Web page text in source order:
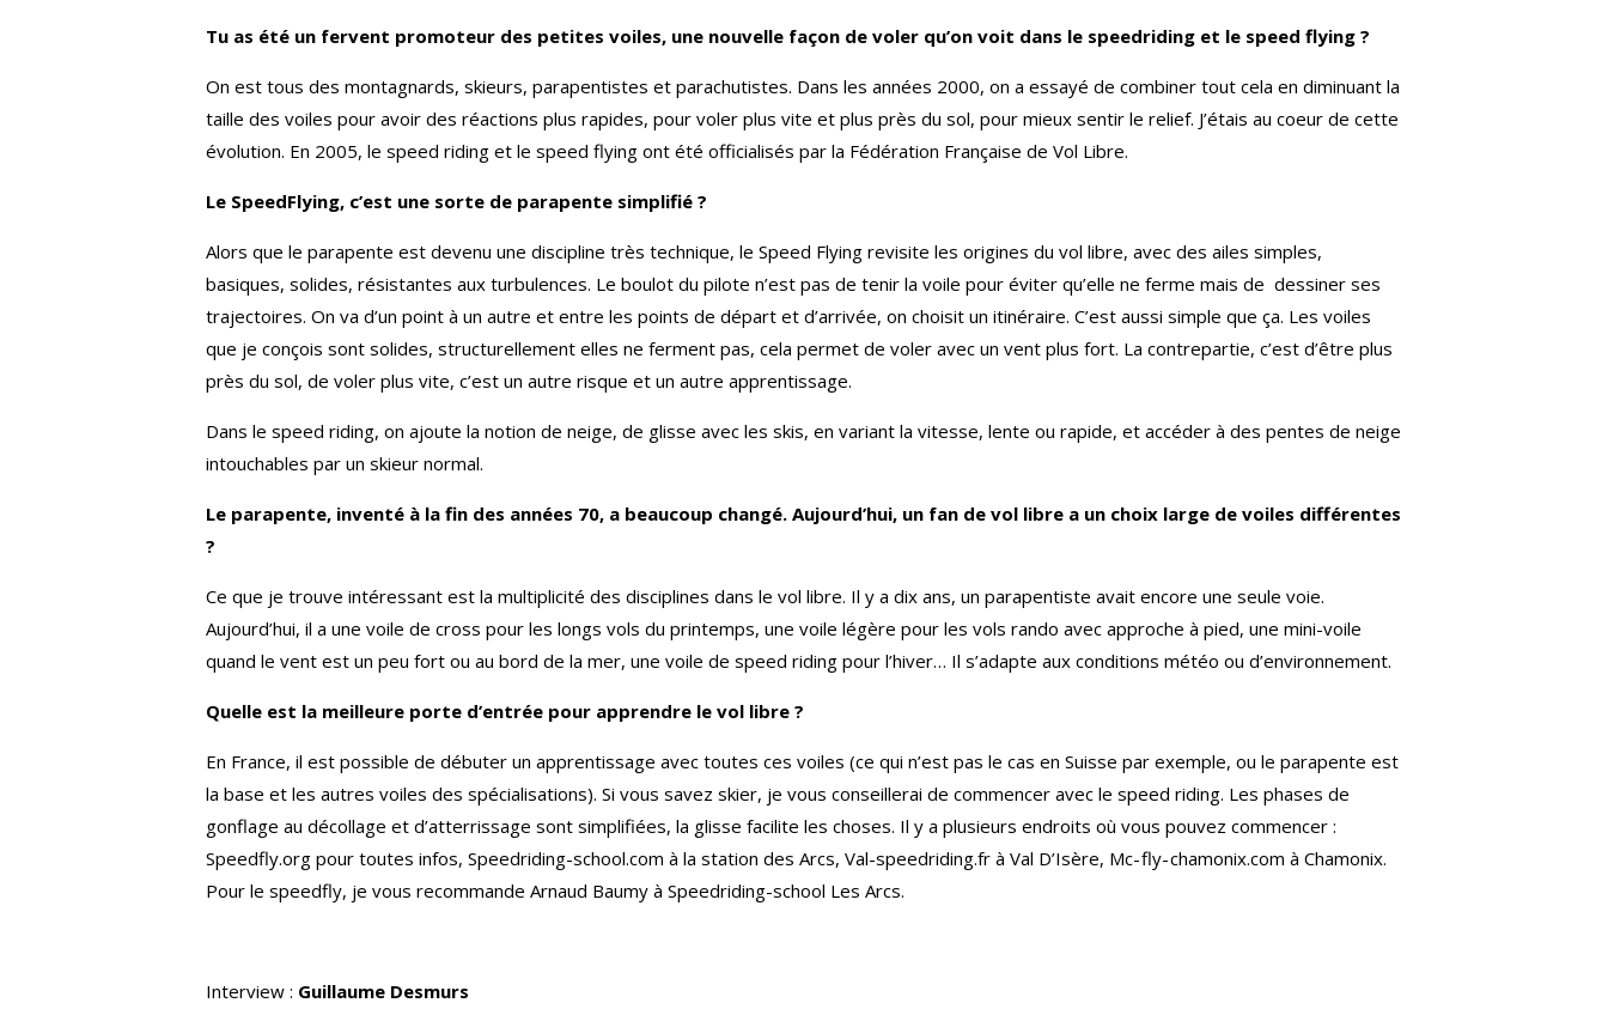
Tu as été un fervent promoteur des petites voiles, une nouvelle façon de voler qu’on voit dans le speedriding et le speed flying ?
On est tous des montagnards, skieurs, parapentistes et parachutistes. Dans les années 2000, on a essayé de combiner tout cela en diminuant la
taille des voiles pour avoir des réactions plus rapides, pour voler plus vite et plus près du sol, pour mieux sentir le relief. J’étais au coeur de cette
évolution. En 2005, le speed riding et le speed flying ont été officialisés par la Fédération Française de Vol Libre.
Le SpeedFlying, c’est une sorte de parapente simplifié ?
Alors que le parapente est devenu une discipline très technique, le Speed Flying revisite les origines du vol libre, avec des ailes simples,
basiques, solides, résistantes aux turbulences. Le boulot du pilote n’est pas de tenir la voile pour éviter qu’elle ne ferme mais de dessiner ses
trajectoires. On va d’un point à un autre et entre les points de départ et d’arrivée, on choisit un itinéraire. C’est aussi simple que ça. Les voiles
que je conçois sont solides, structurellement elles ne ferment pas, cela permet de voler avec un vent plus fort. La contrepartie, c’est d’être plus
près du sol, de voler plus vite, c’est un autre risque et un autre apprentissage.
Dans le speed riding, on ajoute la notion de neige, de glisse avec les skis, en variant la vitesse, lente ou rapide, et accéder à des pentes de neige
intouchables par un skieur normal.
Le parapente, inventé à la fin des années 70, a beaucoup changé. Aujourd’hui, un fan de vol libre a un choix large de voiles différentes
?
Ce que je trouve intéressant est la multiplicité des disciplines dans le vol libre. Il y a dix ans, un parapentiste avait encore une seule voie.
Aujourd’hui, il a une voile de cross pour les longs vols du printemps, une voile légère pour les vols rando avec approche à pied, une mini-voile
quand le vent est un peu fort ou au bord de la mer, une voile de speed riding pour l’hiver… Il s’adapte aux conditions météo ou d’environnement.
Quelle est la meilleure porte d’entrée pour apprendre le vol libre ?
En France, il est possible de débuter un apprentissage avec toutes ces voiles (ce qui n’est pas le cas en Suisse par exemple, ou le parapente est
la base et les autres voiles des spécialisations). Si vous savez skier, je vous conseillerai de commencer avec le speed riding. Les phases de
gonflage au décollage et d’atterrissage sont simplifiées, la glisse facilite les choses. Il y a plusieurs endroits où vous pouvez commencer :
Speedfly.org pour toutes infos, Speedriding-school.com à la station des Arcs, Val-speedriding.fr à Val D’Isère, Mc- fly- chamonix.com à Chamonix.
Pour le speedfly, je vous recommande Arnaud Baumy à Speedriding-school Les Arcs.
Interview : Guillaume Desmurs